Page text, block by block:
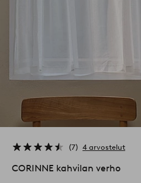
7 4 arvostelut
CORINNE kahvilan verho